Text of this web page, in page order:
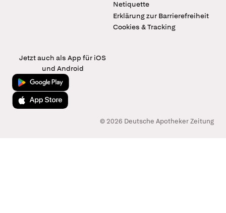
Netiquette
Erklärung zur Barrierefreiheit
Cookies & Tracking
Jetzt auch als App für iOS
und Android
Jetzt bei Google Play
Laden im App Store
© 2026 Deutsche Apotheker Zeitung